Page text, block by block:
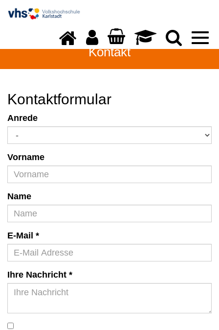
Kontakt
Kontaktformular
Anrede
Vorname
Name
E-Mail *
Ihre Nachricht *